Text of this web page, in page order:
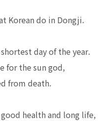
Korean do in Dongji.
day of the year.
for the sun god,
from death.
health and long life,